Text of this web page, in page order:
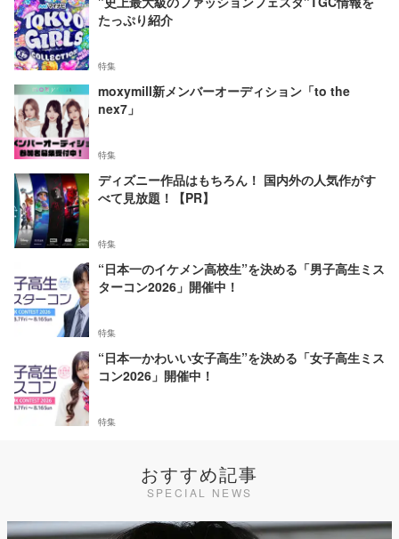
たっぷり紹介
特集
moxymill新メンバーオーディション「to the
nex7」
特集
ディズニー作品はもちろん！ 国内外の人気作がす
べて見放題！【PR】
特集
“日本一のイケメン高校生”を決める「男子高生ミス
ターコン2026」開催中！
特集
“日本一かわいい女子高生”を決める「女子高生ミス
コン2026」開催中！
特集
おすすめ記事
SPECIAL NEWS